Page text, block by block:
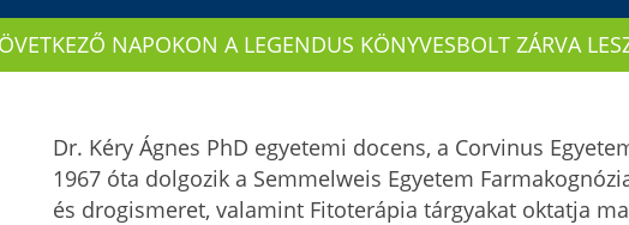
NAPOKON A LEGENDUS KÖNYVESBOLT ZÁRVA
Dr. Kéry Ágnes PhD egyetemi docens, a Corvinus
1967 óta dolgozik a Semmelweis Egyetem
és drogismeret, valamint Fitoterápia tárgyakat oktatja